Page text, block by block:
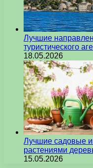
Лучшие
туристического
18.05.2026
Лучшие садовые
растениями
15.05.2026